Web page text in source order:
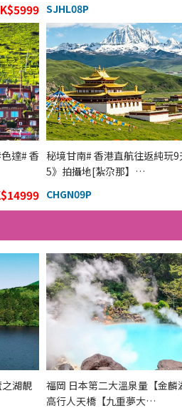
SJHL08P
達# 香
秘境甘南# 香港直航往返純玩
5》拍攝地[紮尕那】…
CHGN09P
湖靚
福岡 日本第二大溫泉量【金麟
高行人天橋【九重夢大…